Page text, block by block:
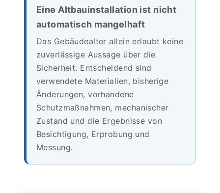
Eine Altbauinstallation ist nicht
automatisch mangelhaft
Das Gebäudealter allein erlaubt keine
zuverlässige Aussage über die
Sicherheit. Entscheidend sind
verwendete Materialien, bisherige
Änderungen, vorhandene
Schutzmaßnahmen, mechanischer
Zustand und die Ergebnisse von
Besichtigung, Erprobung und
Messung.